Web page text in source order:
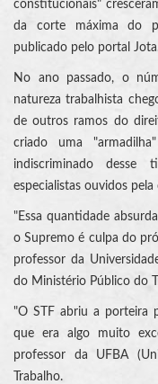
constitucionais"
da corte máxima do
publicado pelo portal
No ano passado, o
natureza trabalhista
de outros ramos do
criado uma
indiscriminado desse
especialistas ouvidos pela
"Essa quantidade
o Supremo é culpa do
professor da
do Ministério Público do
"O STF abriu a porteira
que era algo muito
professor da UFBA
Trabalho.